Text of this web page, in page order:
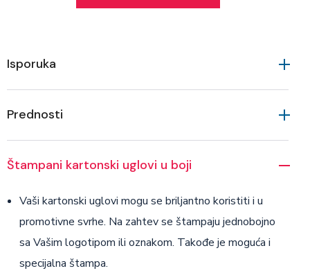
Isporuka
Prednosti
Štampani kartonski uglovi u boji
Vaši kartonski uglovi mogu se briljantno koristiti i u
promotivne svrhe. Na zahtev se štampaju jednobojno
sa Vašim logotipom ili oznakom. Takođe je moguća i
specijalna štampa.